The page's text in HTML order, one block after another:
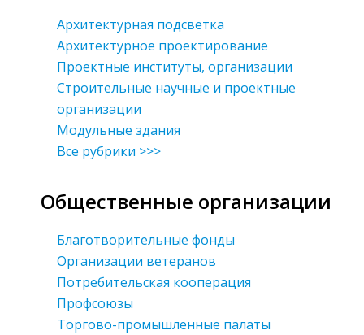
Архитектурная подсветка
Архитектурное проектирование
Проектные институты, организации
Строительные научные и проектные
организации
Модульные здания
Все рубрики >>>
Общественные организации
Благотворительные фонды
Организации ветеранов
Потребительская кооперация
Профсоюзы
Торгово-промышленные палаты